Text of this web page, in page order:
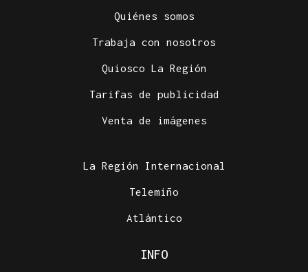
Quiénes somos
Trabaja con nosotros
Quiosco La Región
Tarifas de publicidad
Venta de imágenes
La Región Internacional
Telemiño
Atlántico
INFO